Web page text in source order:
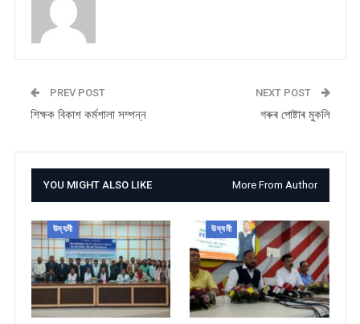
PREV POST
শিক্ষক বিকাশ কৰ্মশালা সম্পন্ন
NEXT POST
গৰুৰ পোষ্টাৰ মুকলি
YOU MIGHT ALSO LIKE More From Author
উদ্যমী উদ্যমী